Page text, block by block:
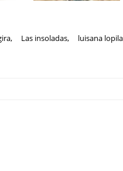
, Las insoladas, luisana